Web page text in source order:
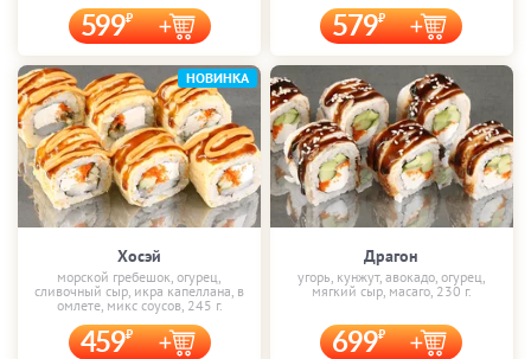
599 579
Хосэй
морской гребешок, огурец,
сливочный сыр, икра капеллана, в
омлете, микс соусов, 245 г.
459
НОВИНКА
Драгон
угорь, кунжут, авокадо, огурец,
мягкий сыр, масаго, 230 г.
699